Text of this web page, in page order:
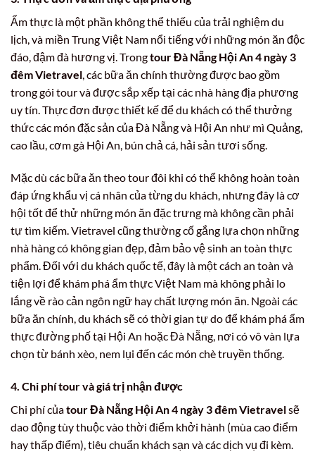
Ẩm thực là một phần không thể thiếu của trải nghiệm du
lịch, và miền Trung Việt Nam nổi tiếng với những món ăn độc
đáo, đậm đà hương vị. Trongtour Đà Nẵng Hội An 4 ngày 3
đêm Vietravel, các bữa ăn chính thường được bao gồm
trong gói tour và được sắp xếp tại các nhà hàng địa phương
uy tín. Thực đơn được thiết kế để du khách có thể thưởng
thức các món đặc sản của Đà Nẵng và Hội An như mì Quảng,
cao lầu, cơm gà Hội An, bún chả cá, hải sản tươi sống.
Mặc dù các bữa ăn theo tour đôi khi có thể không hoàn toàn
đáp ứng khẩu vị cá nhân của từng du khách, nhưng đây là cơ
hội tốt để thử những món ăn đặc trưng mà không cần phải
tự tìm kiếm. Vietravel cũng thường cố gắng lựa chọn những
nhà hàng có không gian đẹp, đảm bảo vệ sinh an toàn thực
phẩm. Đối với du khách quốc tế, đây là một cách an toàn và
tiện lợi để khám phá ẩm thực Việt Nam mà không phải lo
lắng về rào cản ngôn ngữ hay chất lượng món ăn. Ngoài các
bữa ăn chính, du khách sẽ có thời gian tự do để khám phá ẩm
thực đường phố tại Hội An hoặc Đà Nẵng, nơi có vô vàn lựa
chọn từ bánh xèo, nem lụi đến các món chè truyền thống.
4. Chi phí tour và giá trị nhận được
Chi phí củatour Đà Nẵng Hội An 4 ngày 3 đêm Vietravelsẽ
dao động tùy thuộc vào thời điểm khởi hành (mùa cao điểm
hay thấp điểm), tiêu chuẩn khách sạn và các dịch vụ đi kèm.